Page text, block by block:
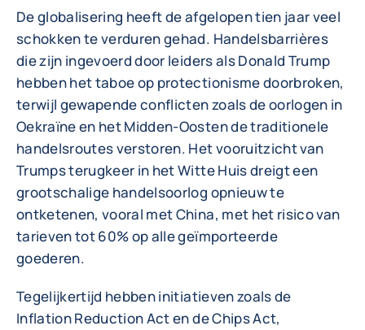
De globalisering heeft de afgelopen tien jaar veel
schokken te verduren gehad. Handelsbarrières
die zijn ingevoerd door leiders als Donald Trump
hebben het taboe op protectionisme doorbroken,
terwijl gewapende conflicten zoals de oorlogen in
Oekraïne en het Midden-Oosten de traditionele
handelsroutes verstoren. Het vooruitzicht van
Trumps terugkeer in het Witte Huis dreigt een
grootschalige handelsoorlog opnieuw te
ontketenen, vooral met China, met het risico van
tarieven tot 60% op alle geïmporteerde
goederen.
Tegelijkertijd hebben initiatieven zoals de
Inflation Reduction Act en de Chips Act,